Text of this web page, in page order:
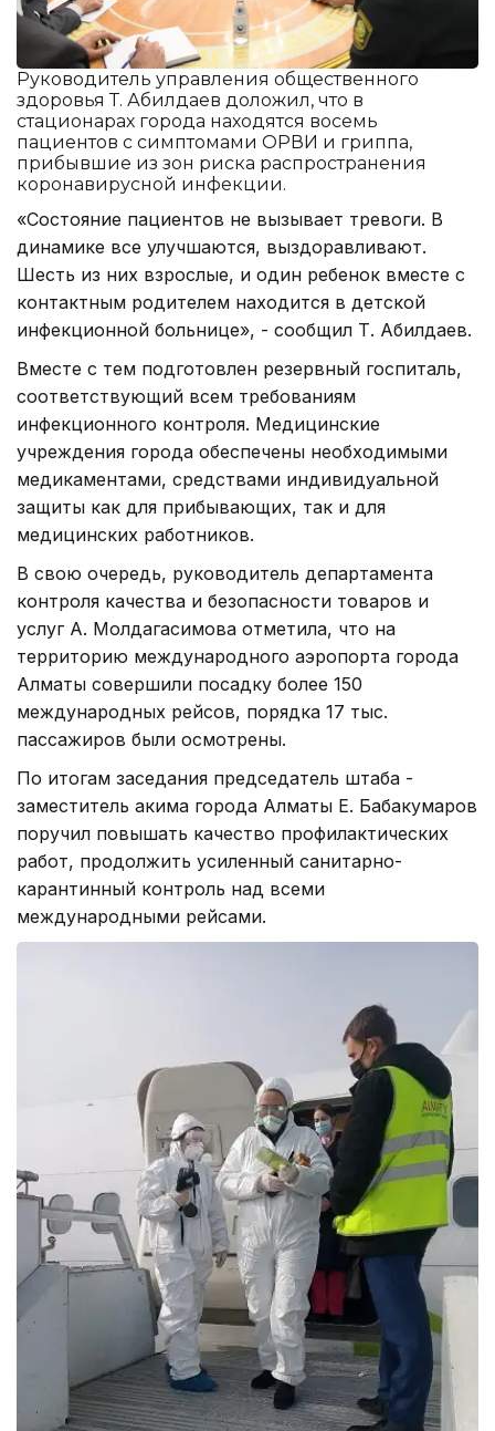
Руководитель управления общественного
здоровья Т. Абилдаев доложил, что в
стационарах города находятся восемь
пациентов с симптомами ОРВИ и гриппа,
прибывшие из зон риска распространения
коронавирусной инфекции.
«Состояние пациентов не вызывает тревоги. В
динамике все улучшаются, выздоравливают.
Шесть из них взрослые, и один ребенок вместе с
контактным родителем находится в детской
инфекционной больнице», - сообщил Т. Абилдаев.
Вместе с тем подготовлен резервный госпиталь,
соответствующий всем требованиям
инфекционного контроля. Медицинские
учреждения города обеспечены необходимыми
медикаментами, средствами индивидуальной
защиты как для прибывающих, так и для
медицинских работников.
В свою очередь, руководитель департамента
контроля качества и безопасности товаров и
услуг А. Молдагасимова отметила, что на
территорию международного аэропорта города
Алматы совершили посадку более 150
международных рейсов, порядка 17 тыс.
пассажиров были осмотрены.
По итогам заседания председатель штаба -
заместитель акима города Алматы Е. Бабакумаров
поручил повышать качество профилактических
работ, продолжить усиленный санитарно-
карантинный контроль над всеми
международными рейсами.